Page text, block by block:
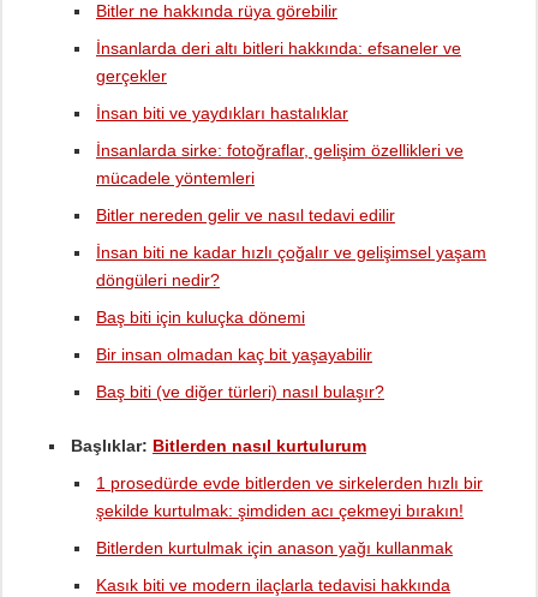
Bitler ne hakkında rüya görebilir
İnsanlarda deri altı bitleri hakkında: efsaneler ve
gerçekler
İnsan biti ve yaydıkları hastalıklar
İnsanlarda sirke: fotoğraflar, gelişim özellikleri ve
mücadele yöntemleri
Bitler nereden gelir ve nasıl tedavi edilir
İnsan biti ne kadar hızlı çoğalır ve gelişimsel yaşam
döngüleri nedir?
Baş biti için kuluçka dönemi
Bir insan olmadan kaç bit yaşayabilir
Baş biti (ve diğer türleri) nasıl bulaşır?
Başlıklar: Bitlerden nasıl kurtulurum
1 prosedürde evde bitlerden ve sirkelerden hızlı bir
şekilde kurtulmak: şimdiden acı çekmeyi bırakın!
Bitlerden kurtulmak için anason yağı kullanmak
Kasık biti ve modern ilaçlarla tedavisi hakkında